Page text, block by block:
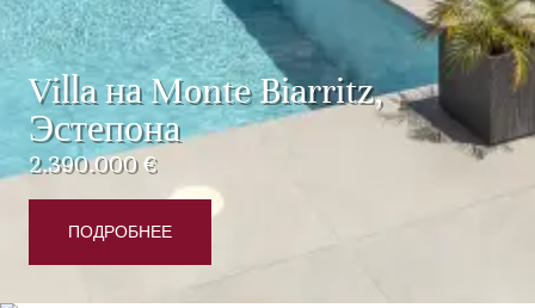
Villa на Monte Biarritz,
Эстепона
2.390.000 €
ПОДРОБНЕЕ